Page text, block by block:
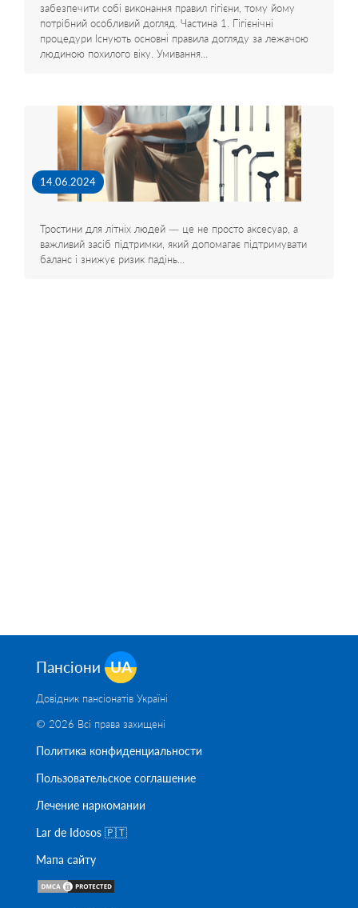
забезпечити собі виконання правил гігієни, тому йому
потрібний особливий догляд. Частина 1. Гігієнічні
процедури Існують основні правила догляду за лежачою
людиною похилого віку. Умивання…
14.06.2024
Тростини для літніх людей — це не просто аксесуар, а
важливий засіб підтримки, який допомагає підтримувати
баланс і знижує ризик падінь…
Пансіони UA
Довідник пансіонатів Україні
© 2026 Всі права захищені
Политика конфиденциальности
Пользовательское соглашение
Лечение наркомании
Lar de Idosos 🇵🇹
Мапа сайту